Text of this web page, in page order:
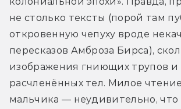
не столько тексты (порой там
откровенную чепуху вроде
пересказов Амброза Бирса),
изображения гниющих трупов и
расчленённых тел. Милое
мальчика — неудивительно,